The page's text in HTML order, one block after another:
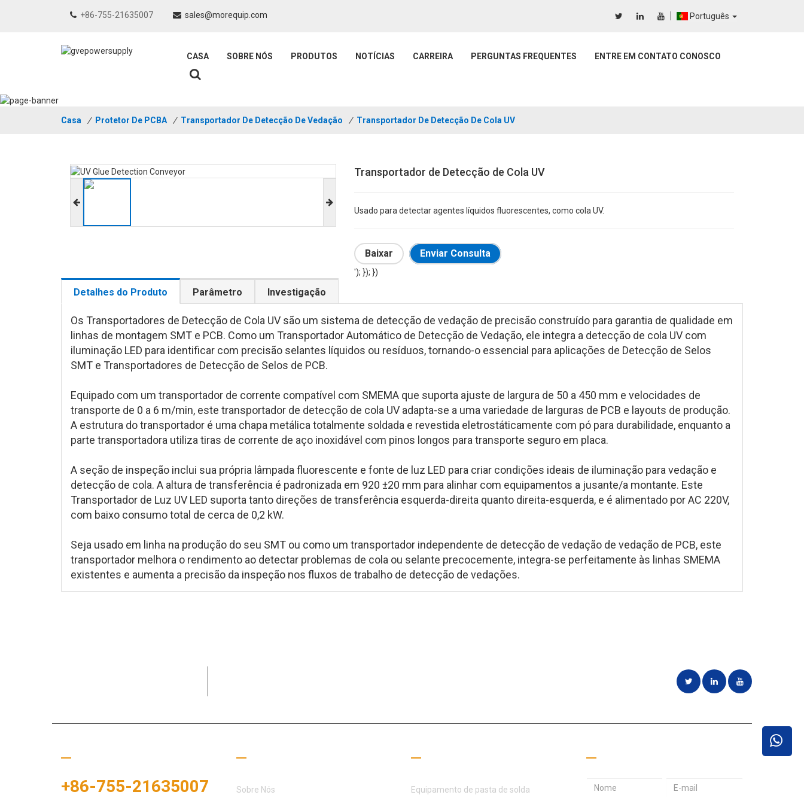
+86-755-21635007 sales@morequip.com Português
CASA SOBRE NÓS PRODUTOS NOTÍCIAS CARREIRA PERGUNTAS FREQUENTES ENTRE EM CONTATO CONOSCO
Casa / Protetor De PCBA / Transportador De Detecção De Vedação / Transportador De Detecção De Cola UV
Transportador de Detecção de Cola UV
Usado para detectar agentes líquidos fluorescentes, como cola UV.
Baixar Enviar Consulta
'); }); })
Detalhes do Produto Parâmetro Investigação
Os Transportadores de Detecção de Cola UV são um sistema de detecção de vedação de precisão construído para garantia de qualidade em
linhas de montagem SMT e PCB. Como um Transportador Automático de Detecção de Vedação, ele integra a detecção de cola UV com
iluminação LED para identificar com precisão selantes líquidos ou resíduos, tornando-o essencial para aplicações de Detecção de Selos
SMT e Transportadores de Detecção de Selos de PCB.
Equipado com um transportador de corrente compatível com SMEMA que suporta ajuste de largura de 50 a 450 mm e velocidades de
transporte de 0 a 6 m/min, este transportador de detecção de cola UV adapta-se a uma variedade de larguras de PCB e layouts de produção.
A estrutura do transportador é uma chapa metálica totalmente soldada e revestida eletrostáticamente com pó para durabilidade, enquanto a
parte transportadora utiliza tiras de corrente de aço inoxidável com pinos longos para transporte seguro em placa.
A seção de inspeção inclui sua própria lâmpada fluorescente e fonte de luz LED para criar condições ideais de iluminação para vedação e
detecção de cola. A altura de transferência é padronizada em 920 ±20 mm para alinhar com equipamentos a jusante/a montante. Este
Transportador de Luz UV LED suporta tanto direções de transferência esquerda-direita quanto direita-esquerda, e é alimentado por AC 220V,
com baixo consumo total de cerca de 0,2 kW.
Seja usado em linha na produção do seu SMT ou como um transportador independente de detecção de vedação de vedação de PCB, este
transportador melhora o rendimento ao detectar problemas de cola ou selante precocemente, integra-se perfeitamente às linhas SMEMA
existentes e aumenta a precisão da inspeção nos fluxos de trabalho de detecção de vedações.
+86-755-21635007 Sobre Nós Equipamento de pasta de solda